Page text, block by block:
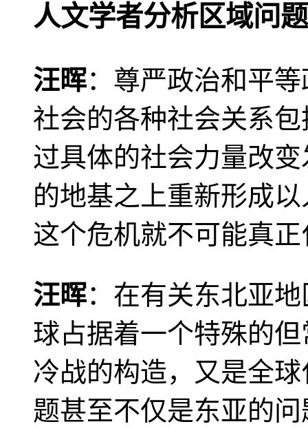
人文学者分析区域问题
汪晖：尊严政治和平
社会的各种社会关系
过具体的社会力量改
的地基之上重新形成
这个危机就不可能真
汪晖：在有关东北亚
球占据着一个特殊的
冷战的构造，又是全
题甚至不仅是东亚的